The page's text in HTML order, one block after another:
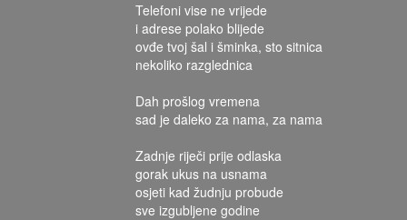
Telefoni vise ne vrijede
i adrese polako blijede
ovđe tvoj šal i šminka, sto sitnica
nekoliko razglednica
Dah prošlog vremena
sad je daleko za nama, za nama
Zadnje riječi prije odlaska
gorak ukus na usnama
osjeti kad žudnju probude
sve izgubljene godine